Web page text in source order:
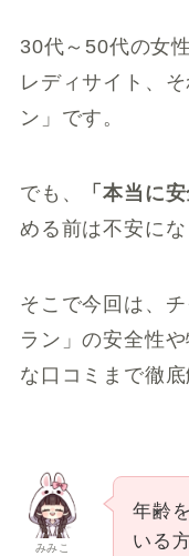
30代～50代の女
レディサイト、
ン」です。
でも、 「本当に
める前は不安にな
そこで今回は、
ラン」の安全性
な口コミまで徹底
みみこ
年齢
いる